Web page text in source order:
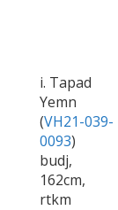
i. Tapad
Yemn
(VH21-039-
0093)
budj,
162cm,
rtkm